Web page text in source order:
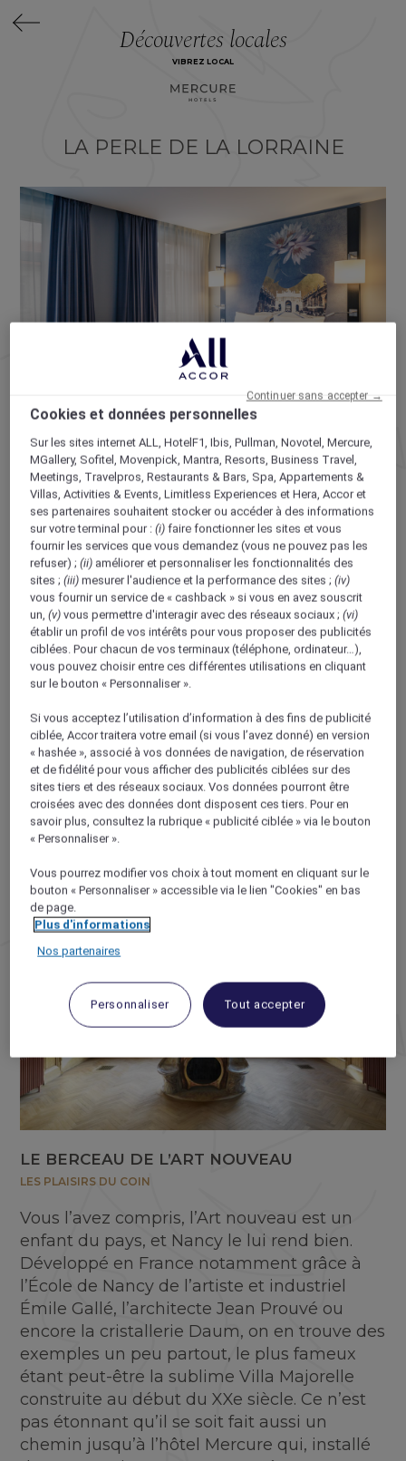
Découvertes locales
VIBREZ LOCAL
LA PERLE DE LA LORRAINE
LA PLUS BELLE PLACE D’EUROPE
HÔTEL MERCURE NANCY CENTRE PLACE STANISLAS
Station thermale urbaine, centre
universitaire dynamique, berceau de l’Art
nouveau, pôle de santé en Europe, ancienne
cité fortifiée au charme indéniable… Qu’est-
ce que Nancy, la perle de la Lorraine, ne sait
pas faire ? Vous découvrez son dynamisme
et son histoire au fil de vos balades entre la
fameuse place Stanislas, réputée l’une des
et le musée des Beaux-Arts de Nancy qui
consacre une galerie à Jean Prouvé, l’enfant
d’adoption de la ville. Après une journée de
découverte vous serez bien content de
retrouver votre confortable chambre de
l’élégant hôtel Mercure, en plein centre-ville.
LE BERCEAU DE L’ART NOUVEAU
LES PLAISIRS DU COIN
Vous l’avez compris, l’Art nouveau est un
enfant du pays, et Nancy le lui rend bien.
Développé en France notamment grâce à
l’École de Nancy de l’artiste et industriel
Émile Gallé, l’architecte Jean Prouvé ou
encore la cristallerie Daum, on en trouve des
exemples un peu partout, le plus fameux
étant peut-être la sublime Villa Majorelle
construite au début du XXe siècle. Ce n’est
pas étonnant qu’il se soit fait aussi un
chemin jusqu’à l’hôtel Mercure qui, installé
Cookies et données personnelles
Sur les sites internet ALL, HotelF1, Ibis, Pullman, Novotel, Mercure,
MGallery, Sofitel, Movenpick, Mantra, Resorts, Business Travel,
Meetings, Travelpros, Restaurants & Bars, Spa, Appartements &
Villas, Activities & Events, Limitless Experiences et Hera,Accor et
ses partenaires souhaitent stocker ou accéder à des informations
sur votre terminal pour :(i) faire fonctionner les sites et vous
fournir les services que vous demandez (vous ne pouvez pas les
refuser) ;(ii) améliorer et personnaliser les fonctionnalités des
sites ;(iii) mesurer l'audience et la performance des sites ;(iv)
vous fournir un service de « cashback » si vous en avez souscrit
un,(v) vous permettre d'interagir avec des réseaux sociaux ;(vi)
établir un profil de vos intérêts pour vous proposer des publicités
ciblées. Pour chacun de vos terminaux (téléphone, ordinateur…),
vous pouvez choisir entre ces différentes utilisations en cliquant
sur le bouton « Personnaliser ».
Si vous acceptez l’utilisation d’information à des fins de publicité
ciblée, Accor traitera votre email (si vous l’avez donné) en version
« hashée », associé à vos données de navigation, de réservation
et de fidélité pour vous afficher des publicités ciblées sur des
sites tiers et des réseaux sociaux. Vos données pourront être
croisées avec des données dont disposent ces tiers. Pour en
savoir plus, consultez la rubrique « publicité ciblée » via le bouton
« Personnaliser ».
Vous pourrez modifier vos choix à tout moment en cliquant sur le
bouton « Personnaliser » accessible via le lien "Cookies" en bas
de page.
Plus d'informations
Nos partenaires
Personnaliser Tout accepter
Continuer sans accepter →